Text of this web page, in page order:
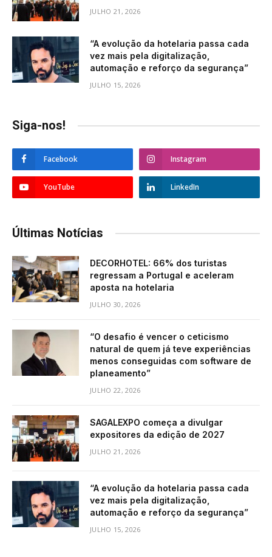
JULHO 21, 2026
“A evolução da hotelaria passa cada
vez mais pela digitalização,
automação e reforço da segurança”
JULHO 15, 2026
Siga-nos!
Facebook Instagram
YouTube LinkedIn
Últimas Notícias
DECORHOTEL: 66% dos turistas
regressam a Portugal e aceleram
aposta na hotelaria
JULHO 30, 2026
“O desafio é vencer o ceticismo
natural de quem já teve experiências
menos conseguidas com software de
planeamento”
JULHO 22, 2026
SAGALEXPO começa a divulgar
expositores da edição de 2027
JULHO 21, 2026
“A evolução da hotelaria passa cada
vez mais pela digitalização,
automação e reforço da segurança”
JULHO 15, 2026